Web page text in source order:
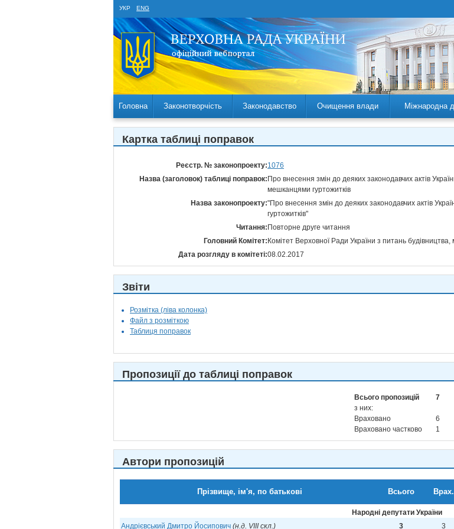
УКР ENG
Головна Законотворчість Законодавство Очищення влади Міжнародна
Картка таблиці поправок
Реєстр. № законопроекту:1076
Назва (заголовок) таблиці поправок: Про внесення змін до деяких законодавчих актів
мешканцями гуртожитків
Назва законопроекту:"Про внесення змін до деяких законодавчих актів
гуртожитків"
Читання: Повторне друге читання
Головний Комітет: Комітет Верховної Ради України з питань
Дата розгляду в комітеті:08.02.2017
Звіти
Розмітка (ліва колонка)
Файл з розміткою
Таблиця поправок
Пропозиції до таблиці поправок
Всього пропозицій
7
з них:
Враховано
6
Враховано частково
1
Автори пропозицій
Прізвище, ім'я, по батькові Всього Врах.
Народні депутати України
Андрієвський Дмитро Йосипович (н.д. VIII скл.) 3 3